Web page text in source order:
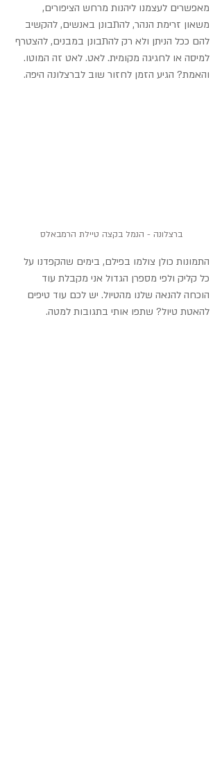
מאפשרים לעצמנו ליהנות מרחש הציפורים,
משאון זרימת הנהר, להתבונן באנשים, להקשיב
להם ככל הניתן ולא רק להתבונן במבנים, להצטרף
למיסה או לחגיגה מקומית. לאט. לאט זה המוטו.
והאמת? הגיע הזמן לחזור שוב לברצלונה היפה.
ברצלונה - הנמל בקצה טיילת הרמבאלס
התמונות כולן צולמו בפילם, בימים שהקפדנו על
כל קליק ולפי מספרן הגדול אני מקבלת עוד
הוכחה להנאה שלנו מהטיול. יש לכם עוד טיפים
להאטת טיול? שתפו אותי בתגובות למטה.